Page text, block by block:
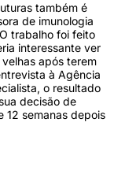
também é
de imunologia
trabalho foi feito
interessante ver
após terem
à Agência
o resultado
decisão de
12 semanas depois